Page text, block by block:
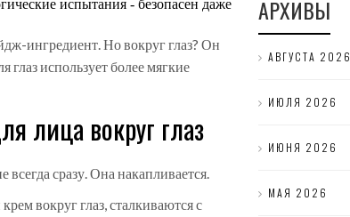
испытания - безопасен даже
ингредиент. Но вокруг глаз? Он
использует более мягкие
лица вокруг глаз
сразу. Она накапливается.
вокруг глаз, сталкиваются с
АРХИВЫ
АВГУСТА 2026
ИЮЛЯ 2026
ИЮНЯ 2026
МАЯ 2026